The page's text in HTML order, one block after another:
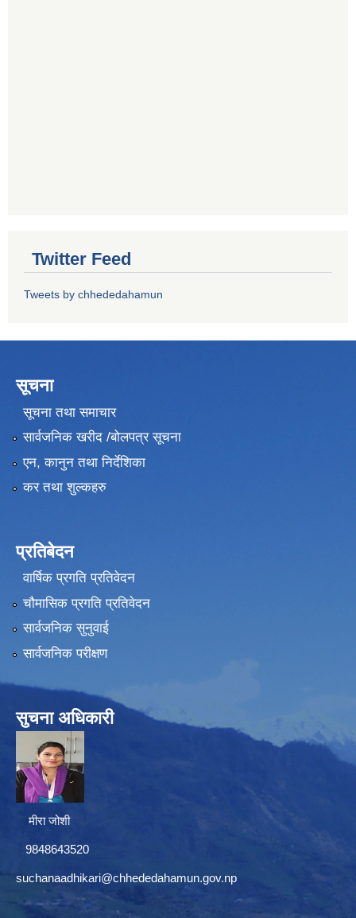
Twitter Feed
Tweets by chhededahamun
सूचना
सूचना तथा समाचार
सार्वजनिक खरीद /बोलपत्र सूचना
एन, कानुन तथा निर्देशिका
कर तथा शुल्कहरु
प्रतिबेदन
वार्षिक प्रगति प्रतिवेदन
चौमासिक प्रगति प्रतिवेदन
सार्वजनिक सुनुवाई
सार्वजनिक परीक्षण
सुचना अधिकारी
मीरा जोशी
9848643520
suchanaadhikari@chhededahamun.gov.np